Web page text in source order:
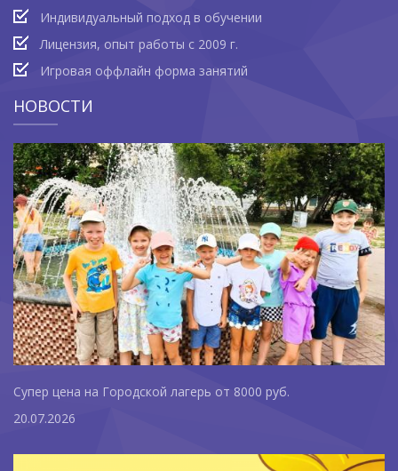
Индивидуальный подход в обучении
Лицензия, опыт работы с 2009 г.
Игровая оффлайн форма занятий
НОВОСТИ
Супер цена на Городской лагерь от 8000 руб.
20.07.2026